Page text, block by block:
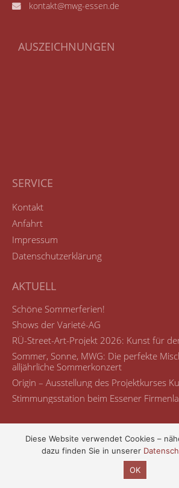
kontakt@mwg-essen.de
AUSZEICHNUNGEN
SERVICE
Kontakt
Anfahrt
Impressum
Datenschutzerklärung
AKTUELL
Schöne Sommerferien!
Shows der Varieté-AG
RÜ-Street-Art-Projekt 2026: Kunst für
Sommer, Sonne, MWG: Die perfekte
alljährliche Sommerkonzert
Origin – Ausstellung des Projektkurses
Stimmungsstation beim Essener
© Maria-Wächtler-
Diese Website verwendet Cookies –
dazu finden Sie in unserer
OK